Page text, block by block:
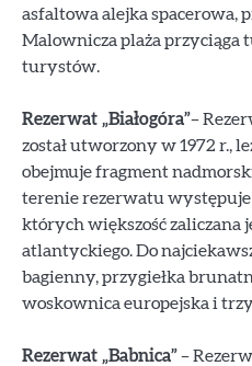
asfaltowa alejka spacerowa,
Malownicza plaża przyciąga
turystów.
Rezerwat „Białogóra”–
został utworzony w 1972 r.,
obejmuje fragment
terenie rezerwatu
których większość zaliczana
atlantyckiego. Do
bagienny, przygiełka
woskownica europejska i
Rezerwat „Babnica”–